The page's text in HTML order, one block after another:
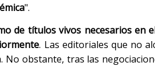
".
de títulos vivos necesarios en
. Las editoriales que no
No obstante, tras las